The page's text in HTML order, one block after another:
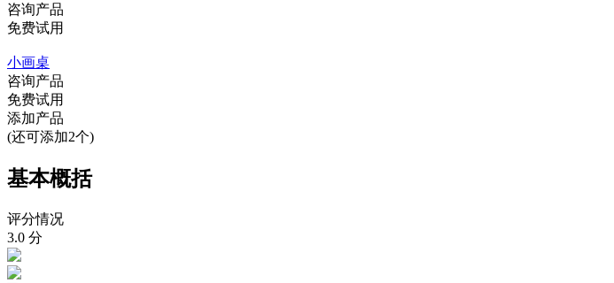
咨询产品
免费试用
小画桌
咨询产品
免费试用
添加产品
(还可添加2个)
基本概括
评分情况
3.0 分